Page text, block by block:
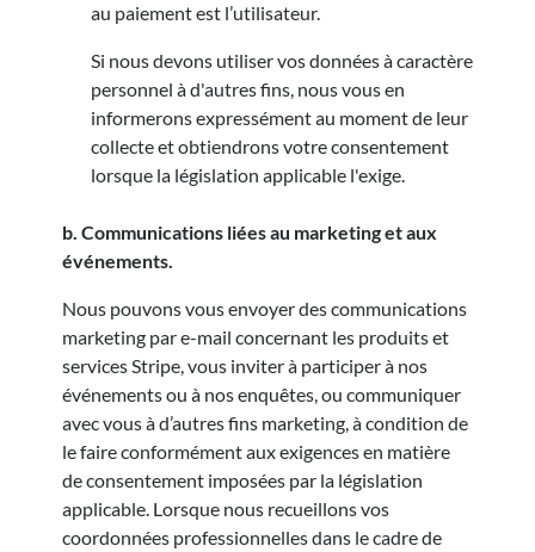
au paiement est l’utilisateur.
Si nous devons utiliser vos données à caractère
personnel à d'autres fins, nous vous en
informerons expressément au moment de leur
collecte et obtiendrons votre consentement
lorsque la législation applicable l'exige.
b. Communications liées au marketing et aux
événements.
Nous pouvons vous envoyer des communications
marketing par e-mail concernant les produits et
services Stripe, vous inviter à participer à nos
événements ou à nos enquêtes, ou communiquer
avec vous à d’autres fins marketing, à condition de
le faire conformément aux exigences en matière
de consentement imposées par la législation
applicable. Lorsque nous recueillons vos
coordonnées professionnelles dans le cadre de